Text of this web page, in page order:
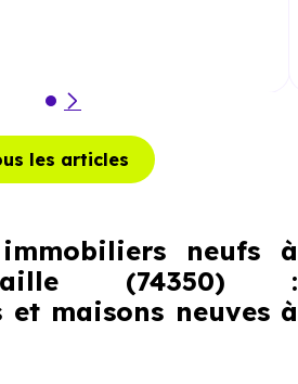
les articles
immobiliers neufs à
Caille (74350) :
et maisons neuves à